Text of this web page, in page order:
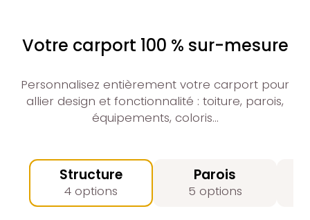
Votre carport 100 % sur-mesure
Personnalisez entièrement votre carport pour
allier design et fonctionnalité : toiture, parois,
équipements, coloris…
Structure
4 options
Parois
5 options